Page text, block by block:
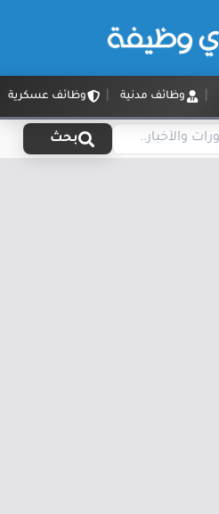
وظائف مدنية وظائف عسكرية
بحث